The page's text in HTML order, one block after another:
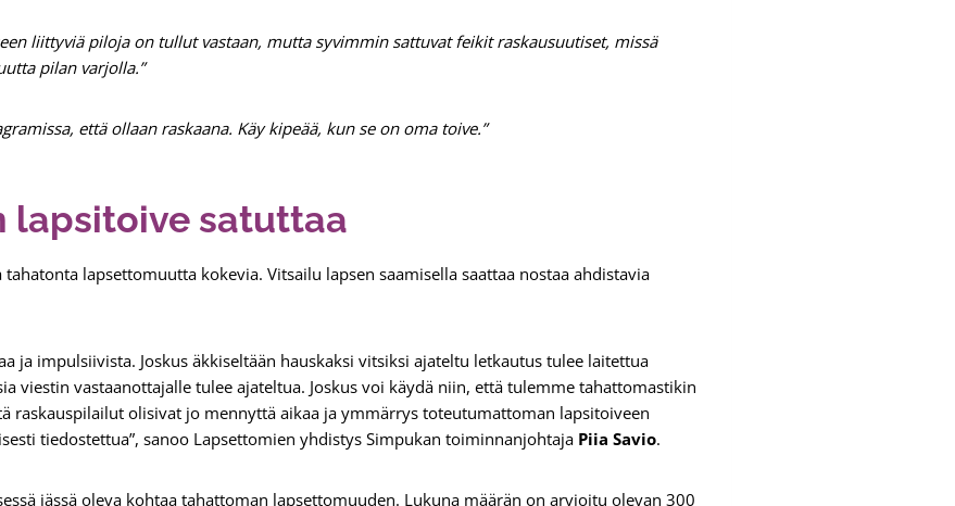
liittyviä piloja on tullut vastaan, mutta syvimmin sattuvat feikit raskausuutiset, missä
pilan varjolla.”
että ollaan raskaana. Käy kipeää, kun se on oma toive.”
lapsitoive satuttaa
lapsettomuutta kokevia. Vitsailu lapsen saamisella saattaa nostaa ahdistavia
ja impulsiivista. Joskus äkkiseltään hauskaksi vitsiksi ajateltu letkautus tulee laitettua
viestin vastaanottajalle tulee ajateltua. Joskus voi käydä niin, että tulemme tahattomastikin
raskauspilailut olisivat jo mennyttä aikaa ja ymmärrys toteutumattoman lapsitoiveen
tiedostettua”, sanoo Lapsettomien yhdistys Simpukan toiminnanjohtaja Piia Savio.
iässä oleva kohtaa tahattoman lapsettomuuden. Lukuna määrän on arvioitu olevan 300